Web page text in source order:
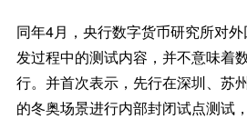
同年4月，央行数字货币研究所对
发过程中的测试内容，并不意味着
行。并首次表示，先行在深圳、苏
的冬奥场景进行内部封闭试点测试